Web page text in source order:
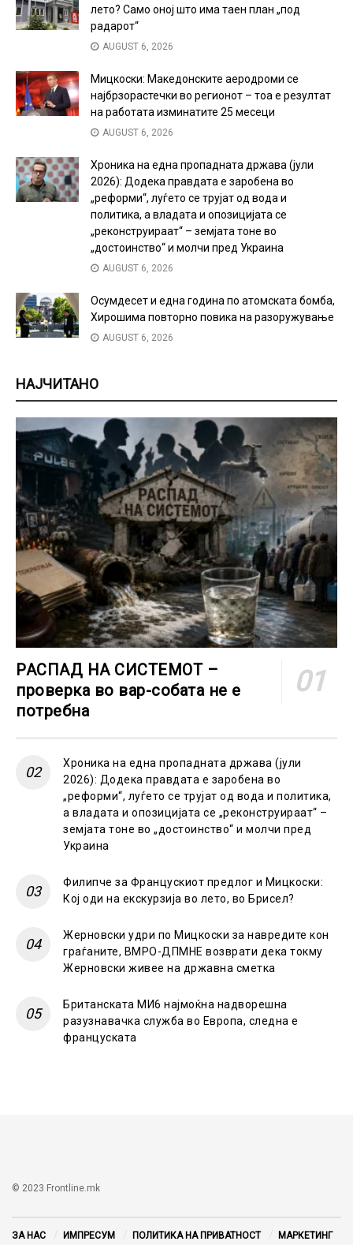
лето? Само оној што има таен план „под
радарот“
AUGUST 6, 2026
Мицкоски: Македонските аеродроми се
најбрзорастечки во регионот – тоа е резултат
на работата изминатите 25 месеци
AUGUST 6, 2026
Хроника на една пропадната држава (јули
2026): Додека правдата е заробена во
„реформи“, луѓето се трујат од вода и
политика, а владата и опозицијата се
„реконструираат“ – земјата тоне во
„достоинство“ и молчи пред Украина
AUGUST 6, 2026
Осумдесет и една година по атомската бомба,
Хирошима повторно повика на разоружување
AUGUST 6, 2026
НАЈЧИТАНО
РАСПАД НА СИСТЕМОТ –
проверка во вар-собата не е
потребна
Хроника на една пропадната држава (јули
2026): Додека правдата е заробена во
„реформи“, луѓето се трујат од вода и политика,
а владата и опозицијата се „реконструираат“ –
земјата тоне во „достоинство“ и молчи пред
Украина
Филипче за Францускиот предлог и Мицкоски:
Кој оди на екскурзија во лето, во Брисел?
Жерновски удри по Мицкоски за навредите кон
граѓаните, ВМРО-ДПМНЕ возврати дека токму
Жерновски живее на државна сметка
Британската МИ6 најмоќна надворешна
разузнавачка служба во Европа, следна е
француската
© 2023 Frontline.mk
ЗА НАС ИМПРЕСУМ ПОЛИТИКА НА ПРИВАТНОСТ МАРКЕТИНГ